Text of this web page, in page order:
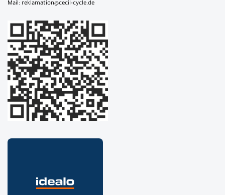
Mail: reklamation@cecil-cycle.de